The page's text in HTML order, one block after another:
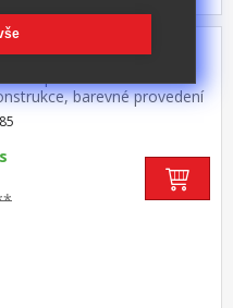
hnědá
barevné provedení
49 cm doporučená nosnost